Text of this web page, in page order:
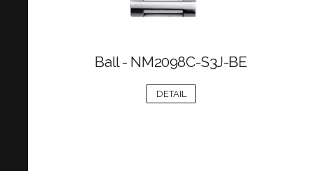
Ball - NM2098C-S3J-BE
DETAIL